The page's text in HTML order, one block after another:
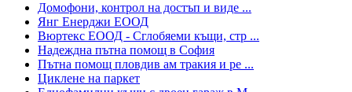
Домофони, контрол на достъп и виде ...
Янг Енерджи ЕООД
Вюртекс ЕООД - Сглобяеми къщи, стр ...
Надеждна пътна помощ в София
Пътна помощ пловдив ам тракия и ре ...
Циклене на паркет